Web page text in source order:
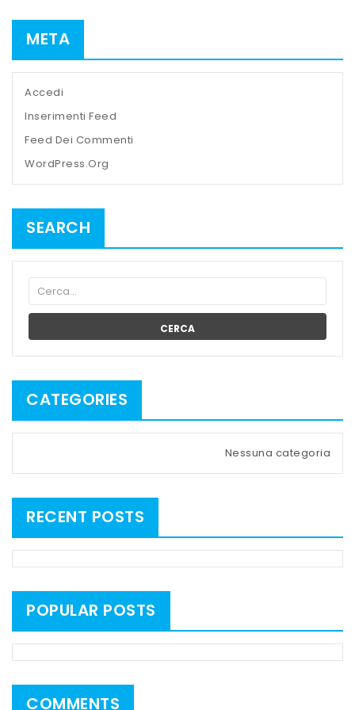
META
Accedi
Inserimenti Feed
Feed Dei Commenti
WordPress.org
SEARCH
CERCA
CATEGORIES
Nessuna categoria
RECENT POSTS
POPULAR POSTS
COMMENTS